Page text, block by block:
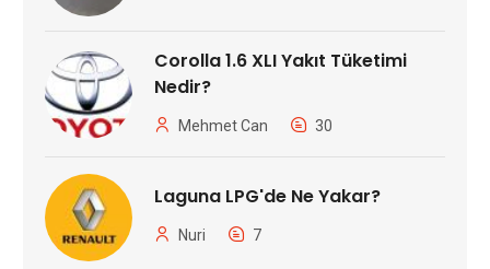
Corolla 1.6 XLI Yakıt Tüketimi
Nedir?
Mehmet Can 30
Laguna LPG'de Ne Yakar?
Nuri 7